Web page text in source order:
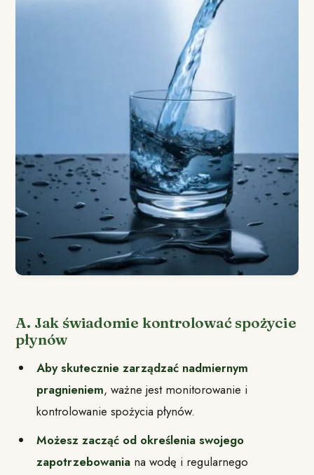
A. Jak świadomie kontrolować spożycie
płynów
Aby skutecznie zarządzać nadmiernym
pragnieniem, ważne jest monitorowanie i
kontrolowanie spożycia płynów.
Możesz zacząć od określenia swojego
zapotrzebowaniana wodę i regularnego